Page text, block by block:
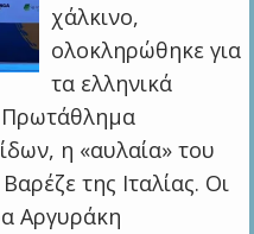
χάλκινο,
ολοκληρώθηκε για
τα ελληνικά
Πρωτάθλημα
η «αυλαία» του
της Ιταλίας. Οι
Αργυράκη